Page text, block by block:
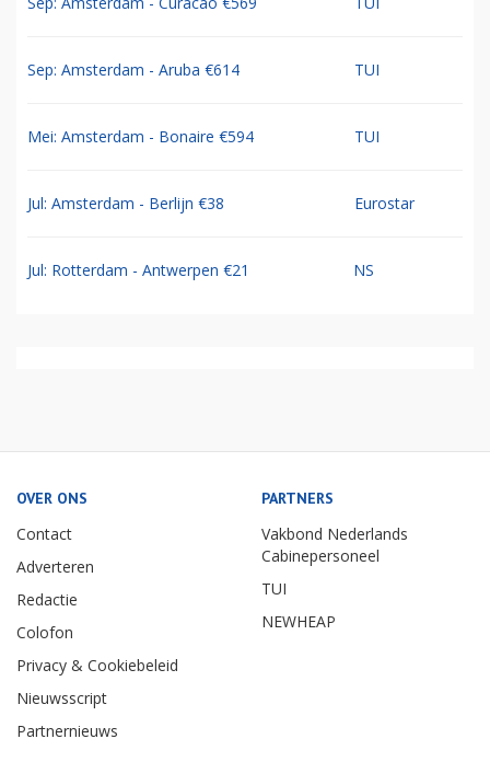
Sep: Amsterdam - Aruba €614 TUI
Mei: Amsterdam - Bonaire €594 TUI
Jul: Amsterdam - Berlijn €38 Eurostar
Jul: Rotterdam - Antwerpen €21 NS
OVER ONS
Contact
Adverteren
Redactie
Colofon
Privacy & Cookiebeleid
Nieuwsscript
Partnernieuws
PARTNERS
Vakbond Nederlands
Cabinepersoneel
TUI
NEWHEAP